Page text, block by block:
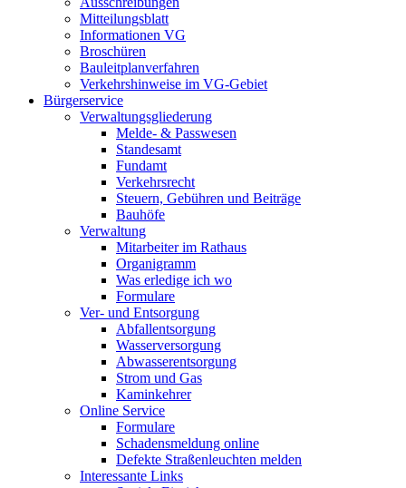
Mitteilungsblatt
Informationen VG
Broschüren
Bauleitplanverfahren
Verkehrshinweise im VG-Gebiet
Bürgerservice
Verwaltungsgliederung
Melde- & Passwesen
Standesamt
Fundamt
Verkehrsrecht
Steuern, Gebühren und Beiträge
Bauhöfe
Verwaltung
Mitarbeiter im Rathaus
Organigramm
Was erledige ich wo
Formulare
Ver- und Entsorgung
Abfallentsorgung
Wasserversorgung
Abwasserentsorgung
Strom und Gas
Kaminkehrer
Online Service
Formulare
Schadensmeldung online
Defekte Straßenleuchten melden
Interessante Links